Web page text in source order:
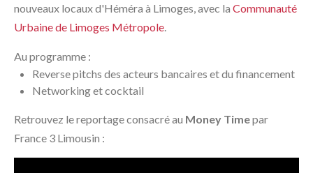
nouveaux locaux d'Héméra à Limoges, avec la Communauté
Urbaine de Limoges Métropole.
Au programme :
Reverse pitchs des acteurs bancaires et du financement
Networking et cocktail
Retrouvez le reportage consacré au Money Timepar
France 3 Limousin :